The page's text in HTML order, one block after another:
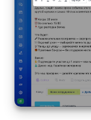
Изменения